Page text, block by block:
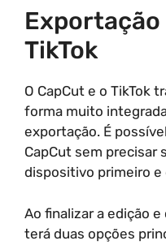
Exportação
TikTok
O CapCut e o TikTok
forma muito
exportação. É
CapCut sem precisar
dispositivo primeiro e
Ao finalizar a edição e
terá duas opções